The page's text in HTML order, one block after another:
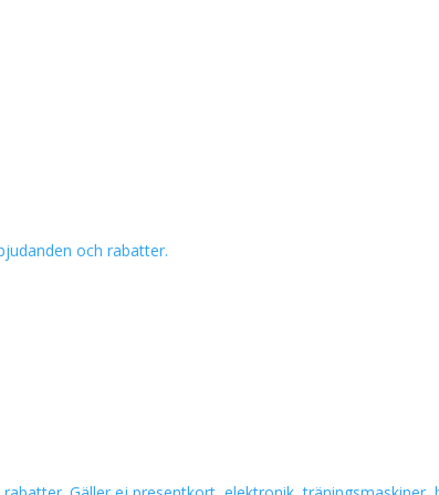
och rabatter.